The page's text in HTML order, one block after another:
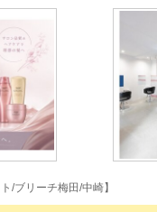
/ブリーチ梅田/中崎】